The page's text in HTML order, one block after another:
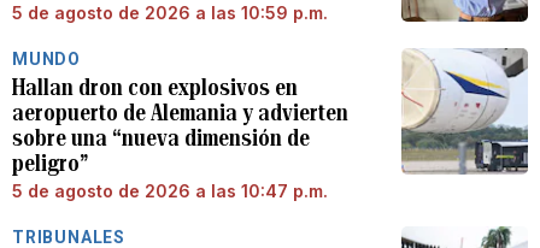
5 de agosto de 2026 a las 10:59 p.m.
MUNDO
Hallan dron con explosivos en
aeropuerto de Alemania y advierten
sobre una “nueva dimensión de
peligro”
5 de agosto de 2026 a las 10:47 p.m.
TRIBUNALES